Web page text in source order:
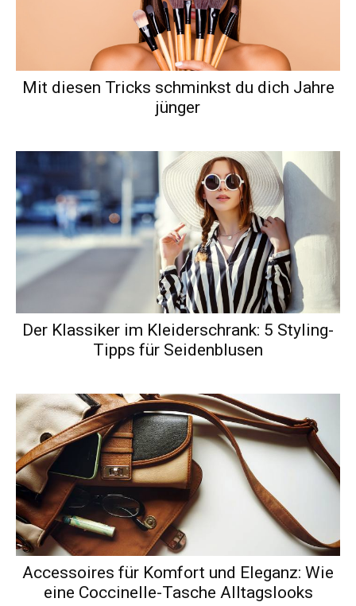
Mit diesen Tricks schminkst du dich Jahre
jünger
Der Klassiker im Kleiderschrank: 5 Styling-
Tipps für Seidenblusen
Accessoires für Komfort und Eleganz: Wie
eine Coccinelle-Tasche Alltagslooks